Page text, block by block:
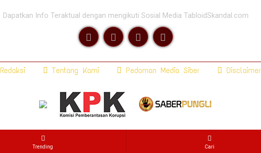
Trending Cari
Dapatkan Info Teraktual dengan mengikuti Sosial Media TabloidSkandal.com
Redaksi Tentang Kami Pedoman Media Siber Disclaimer